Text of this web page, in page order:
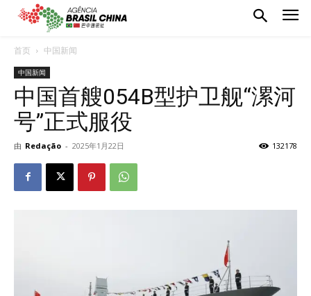
首页 中国新闻
中国新闻
中国首艘054B型护卫舰“漯河
号”正式服役
由 Redação - 2025年1月22日 132178